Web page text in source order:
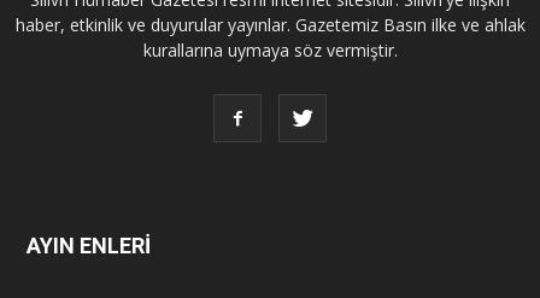
haber, etkinlik ve duyurular yayınlar. Gazetemiz Basın ilke ve ahlak
kurallarına uymaya söz vermiştir.
AYIN ENLERİ